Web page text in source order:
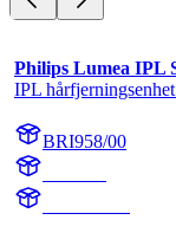
Philips Lumea IPL
IPL
BRI958/00